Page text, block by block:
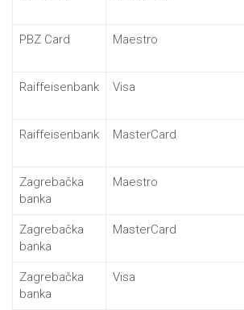
PBZ Card Maestro
Raiffeisenbank Visa
Raiffeisenbank MasterCard
Zagrebačka
banka
Maestro
Zagrebačka
banka
MasterCard
Zagrebačka
banka
Visa